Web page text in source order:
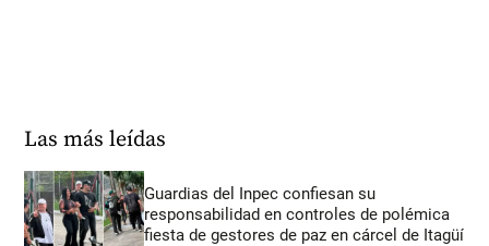
Las más leídas
Guardias del Inpec confiesan su
responsabilidad en controles de polémica
fiesta de gestores de paz en cárcel de Itagüí